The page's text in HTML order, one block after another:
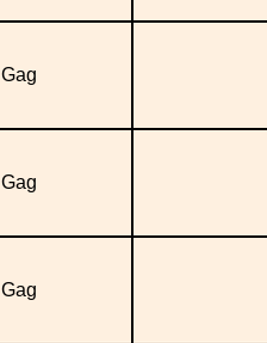
Gag
Gag
Gag